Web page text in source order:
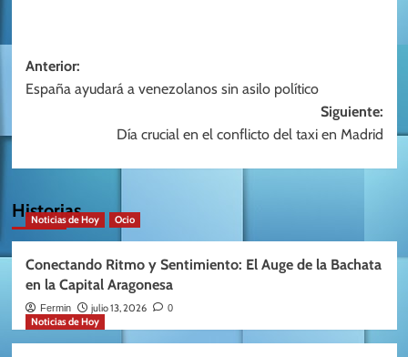
Navegación
de
entradas
Anterior:
España ayudará a venezolanos sin asilo político
Siguiente:
Día crucial en el conflicto del taxi en Madrid
Historias
Noticias de Hoy Ocio
Conectando Ritmo y Sentimiento: El Auge de la Bachata
en la Capital Aragonesa
Fermin julio 13, 2026 0
Noticias de Hoy